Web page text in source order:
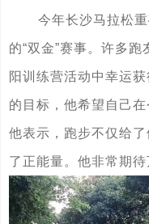
今年长沙马拉松
的“双金”赛事。许多
阳训练营活动中幸运
的目标，他希望自己
他表示，跑步不仅给
了正能量。他非常期